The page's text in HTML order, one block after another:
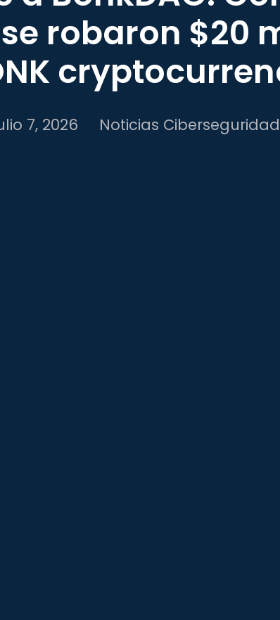
robaron $20
7, 2026 Noticias Ciberseguridad